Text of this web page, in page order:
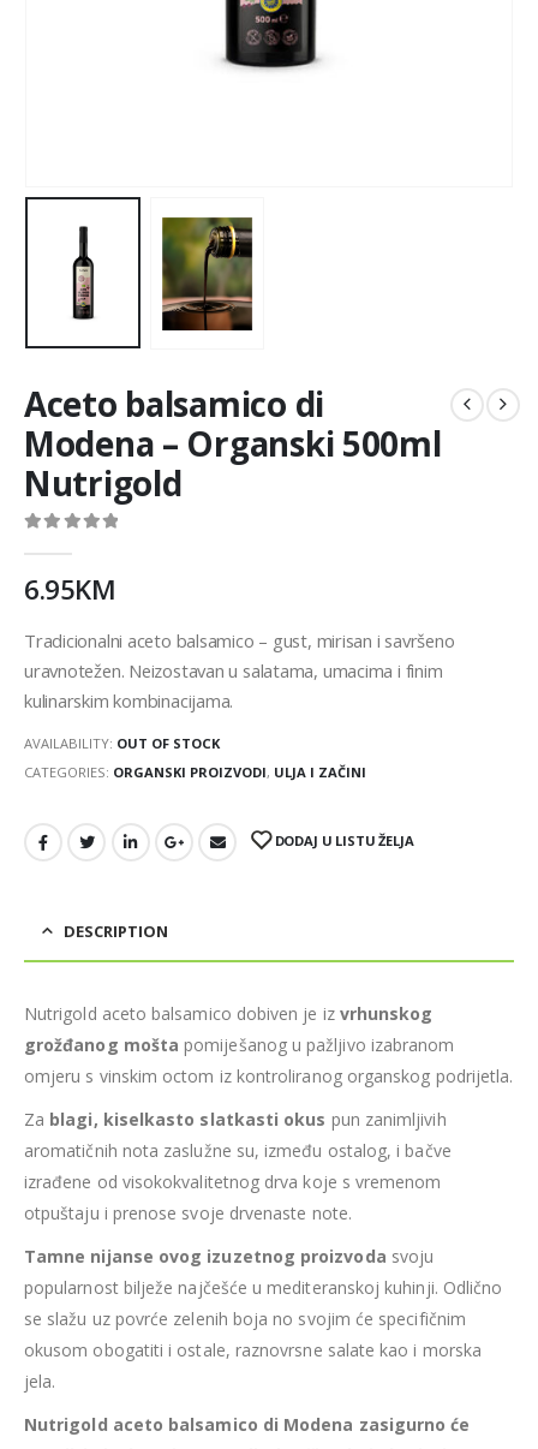
Aceto balsamico di
Modena – Organski 500ml
Nutrigold
6.95KM
Tradicionalni aceto balsamico – gust, mirisan i savršeno
uravnotežen. Neizostavan u salatama, umacima i finim
kulinarskim kombinacijama.
AVAILABILITY: OUT OF STOCK
CATEGORIES: ORGANSKI PROIZVODI, ULJA I ZAČINI
DODAJ U LISTU ŽELJA
DESCRIPTION
Nutrigold aceto balsamico dobiven je iz vrhunskog
grožđanog mošta pomiješanog u pažljivo izabranom
omjeru s vinskim octom iz kontroliranog organskog podrijetla.
Za blagi, kiselkasto slatkasti okus pun zanimljivih
aromatičnih nota zaslužne su, između ostalog, i bačve
izrađene od visokokvalitetnog drva koje s vremenom
otpuštaju i prenose svoje drvenaste note.
Tamne nijanse ovog izuzetnog proizvoda svoju
popularnost bilježe najčešće u mediteranskoj kuhinji. Odlično
se slažu uz povrće zelenih boja no svojim će specifičnim
okusom obogatiti i ostale, raznovrsne salate kao i morska
jela.
Nutrigold aceto balsamico di Modena zasigurno će